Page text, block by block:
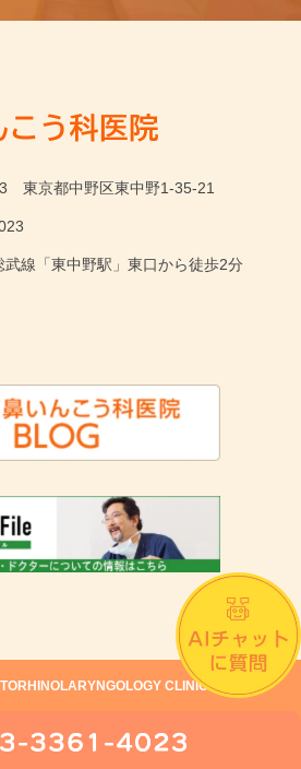
東京都中野区東中野1-35-21
武線「東中野駅」東口から徒歩2分
CLINIC.